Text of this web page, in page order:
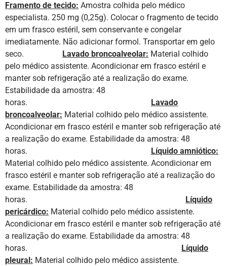
Framento de tecido: Amostra colhida pelo médico
especialista. 250 mg (0,25g). Colocar o fragmento de tecido
em um frasco estéril, sem conservante e congelar
imediatamente. Não adicionar formol. Transportar em gelo
seco. Lavado broncoalveolar: Material colhido
pelo médico assistente. Acondicionar em frasco estéril e
manter sob refrigeração até a realização do exame.
Estabilidade da amostra: 48
horas. Lavado
broncoalveolar: Material colhido pelo médico assistente.
Acondicionar em frasco estéril e manter sob refrigeração até
a realização do exame. Estabilidade da amostra: 48
horas. Líquido amniótico:
Material colhido pelo médico assistente. Acondicionar em
frasco estéril e manter sob refrigeração até a realização do
exame. Estabilidade da amostra: 48
horas. Líquido
pericárdico: Material colhido pelo médico assistente.
Acondicionar em frasco estéril e manter sob refrigeração até
a realização do exame. Estabilidade da amostra: 48
horas. Líquido
pleural: Material colhido pelo médico assistente.